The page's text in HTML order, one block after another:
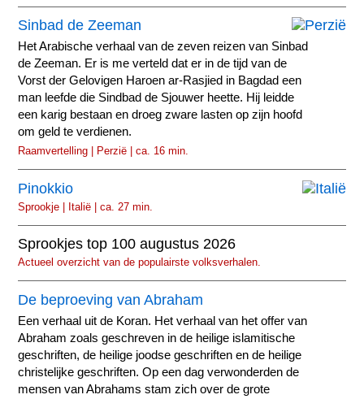
Sinbad de Zeeman
Het Arabische verhaal van de zeven reizen van Sinbad
de Zeeman. Er is me verteld dat er in de tijd van de
Vorst der Gelovigen Haroen ar-Rasjied in Bagdad een
man leefde die Sindbad de Sjouwer heette. Hij leidde
een karig bestaan en droeg zware lasten op zijn hoofd
om geld te verdienen.
Raamvertelling | Perzië | ca. 16 min.
Pinokkio
Sprookje | Italië | ca. 27 min.
Sprookjes top 100 augustus 2026
Actueel overzicht van de populairste volksverhalen.
De beproeving van Abraham
Een verhaal uit de Koran. Het verhaal van het offer van
Abraham zoals geschreven in de heilige islamitische
geschriften, de heilige joodse geschriften en de heilige
christelijke geschriften. Op een dag verwonderden de
mensen van Abrahams stam zich over de grote